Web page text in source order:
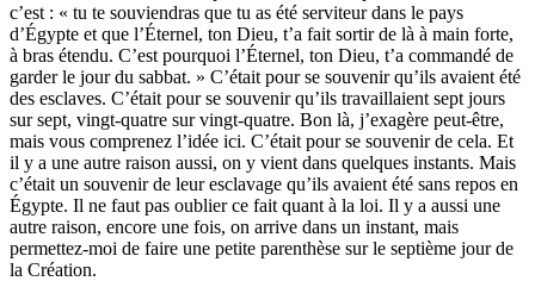
c’est : « tu te souviendras que tu as été serviteur dans le pays
d’Égypte et que l’Éternel, ton Dieu, t’a fait sortir de là à main forte,
à bras étendu. C’est pourquoi l’Éternel, ton Dieu, t’a commandé de
garder le jour du sabbat. » C’était pour se souvenir qu’ils avaient été
des esclaves. C’était pour se souvenir qu’ils travaillaient sept jours
sur sept, vingt-quatre sur vingt-quatre. Bon là, j’exagère peut-être,
mais vous comprenez l’idée ici. C’était pour se souvenir de cela. Et
il y a une autre raison aussi, on y vient dans quelques instants. Mais
c’était un souvenir de leur esclavage qu’ils avaient été sans repos en
Égypte. Il ne faut pas oublier ce fait quant à la loi. Il y a aussi une
autre raison, encore une fois, on arrive dans un instant, mais
permettez-moi de faire une petite parenthèse sur le septième jour de
la Création.